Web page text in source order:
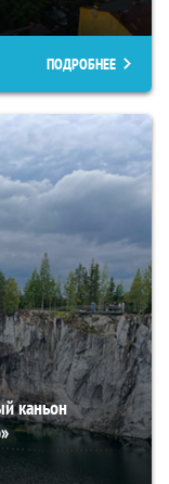
ПОДРОБНЕЕ
каньон